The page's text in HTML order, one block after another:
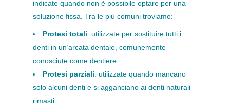
indicate quando non è possibile optare per una
soluzione fissa. Tra le più comuni troviamo:
Protesi totali: utilizzate per sostituire tutti i
denti in un’arcata dentale, comunemente
conosciute come dentiere.
Protesi parziali: utilizzate quando mancano
solo alcuni denti e si agganciano ai denti naturali
rimasti.